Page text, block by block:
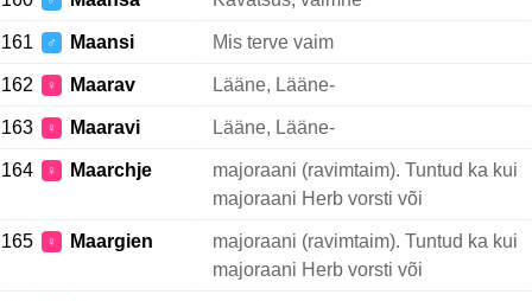
161 ♂ Maansi Mis terve vaim
162 ♀ Maarav Lääne, Lääne-
163 ♀ Maaravi Lääne, Lääne-
164 ♀ Maarchje
majoraani (ravimtaim). Tuntud ka kui
majoraani Herb vorsti või
165 ♀ Maargien
majoraani (ravimtaim). Tuntud ka kui
majoraani Herb vorsti või